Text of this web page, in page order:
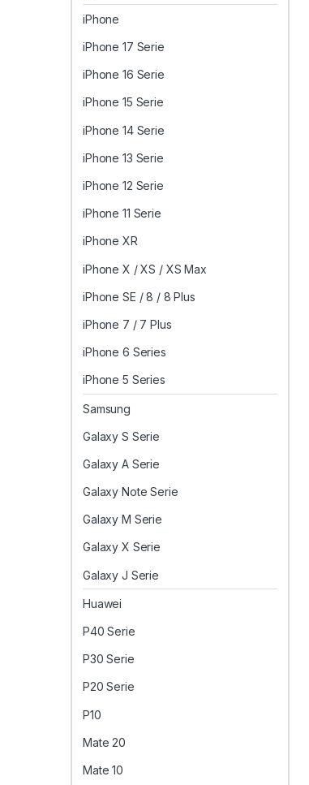
iPhone
iPhone 17 Serie
iPhone 16 Serie
iPhone 15 Serie
iPhone 14 Serie
iPhone 13 Serie
iPhone 12 Serie
iPhone 11 Serie
iPhone XR
iPhone X / XS / XS Max
iPhone SE / 8 / 8 Plus
iPhone 7 / 7 Plus
iPhone 6 Series
iPhone 5 Series
Samsung
Galaxy S Serie
Galaxy A Serie
Galaxy Note Serie
Galaxy M Serie
Galaxy X Serie
Galaxy J Serie
Huawei
P40 Serie
P30 Serie
P20 Serie
P10
Mate 20
Mate 10